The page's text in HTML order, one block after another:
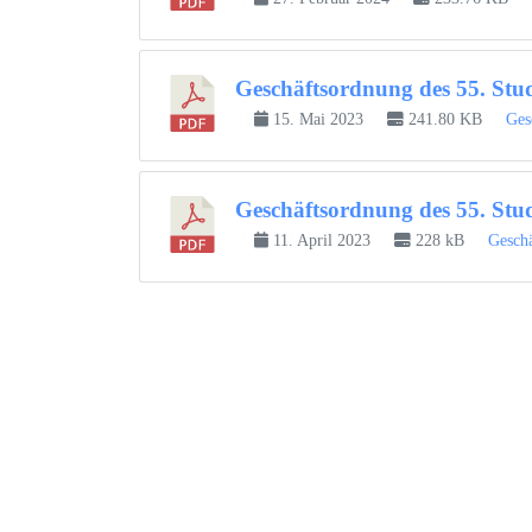
Geschäftsordnung des 55.
15. Mai 2023 241.80 KB
Geschäftsordnung des 55.
11. April 2023 228 kB